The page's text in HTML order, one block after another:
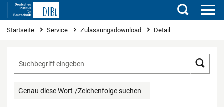
Suchen
Sie sind hier
Startseite Service Zulassungsdownload Detail
Genau diese Wort-/Zeichenfolge suchen